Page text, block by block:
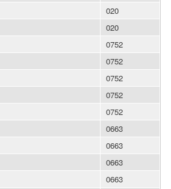
020
020
0752
0752
0752
0752
0752
0663
0663
0663
0663